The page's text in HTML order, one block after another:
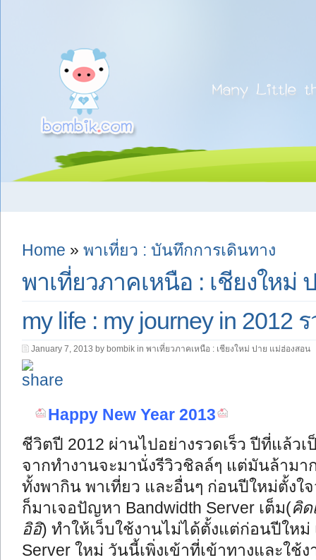
Home » พาเที่ยว : บันทึกการเดินทาง
พาเที่ยวภาคเหนือ : เชียงใหม่
my life : my journey in 2012
January 7, 2013 by bombik in พาเที่ยวภาคเหนือ : เชียงใหม่ ปาย แม่ฮ่องสอน
Happy New Year 2013
ชีวิตปี 2012 ผ่านไปอย่างรวดเร็ว ปีที่แล้ว
จากทำงานจะมานั่งรีวิวชิลล์ๆ แต่มันล้ามา
ทั้งพากิน พาเที่ยว และอื่นๆ ก่อนปีใหม่ตั้งใ
ก็มาเจอปัญหา Bandwidth Server เต็ม(คิด
อิอิ) ทำให้เว็บใช้งานไม่ได้ตั้งแต่ก่อนปีใหม่
Server ใหม่ วันนี้เพิ่งเข้าที่เข้าทางและใช้